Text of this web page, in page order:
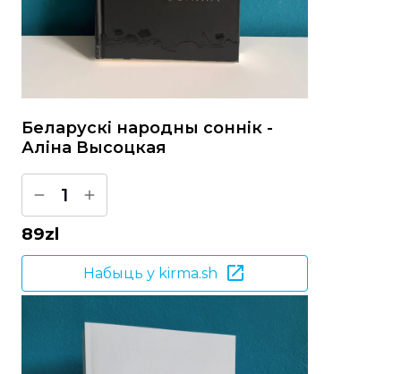
Беларускі народны соннік -
Аліна Высоцкая
1
89zl
Набыць у kirma.sh